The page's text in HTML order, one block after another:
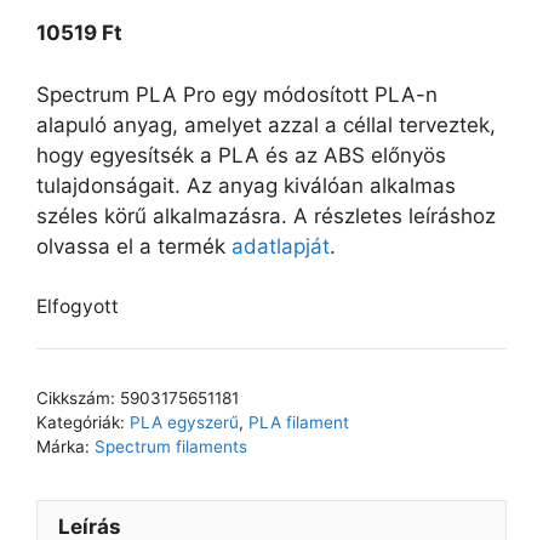
10519 Ft
Spectrum PLA Pro egy módosított PLA-n
alapuló anyag, amelyet azzal a céllal terveztek,
hogy egyesítsék a PLA és az ABS előnyös
tulajdonságait. Az anyag kiválóan alkalmas
széles körű alkalmazásra. A részletes leíráshoz
olvassa el a termék adatlapját.
Elfogyott
Cikkszám: 5903175651181
Kategóriák: PLA egyszerű, PLA filament
Márka: Spectrum filaments
Leírás